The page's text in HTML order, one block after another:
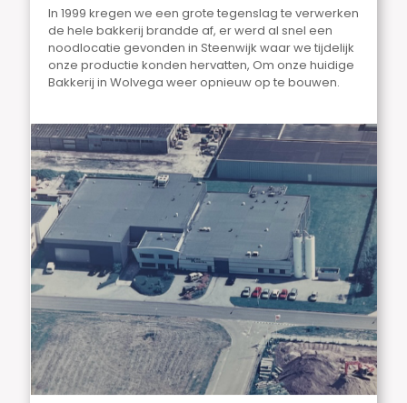
In 1999 kregen we een grote tegenslag te verwerken
de hele bakkerij brandde af, er werd al snel een
noodlocatie gevonden in Steenwijk waar we tijdelijk
onze productie konden hervatten, Om onze huidige
Bakkerij in Wolvega weer opnieuw op te bouwen.